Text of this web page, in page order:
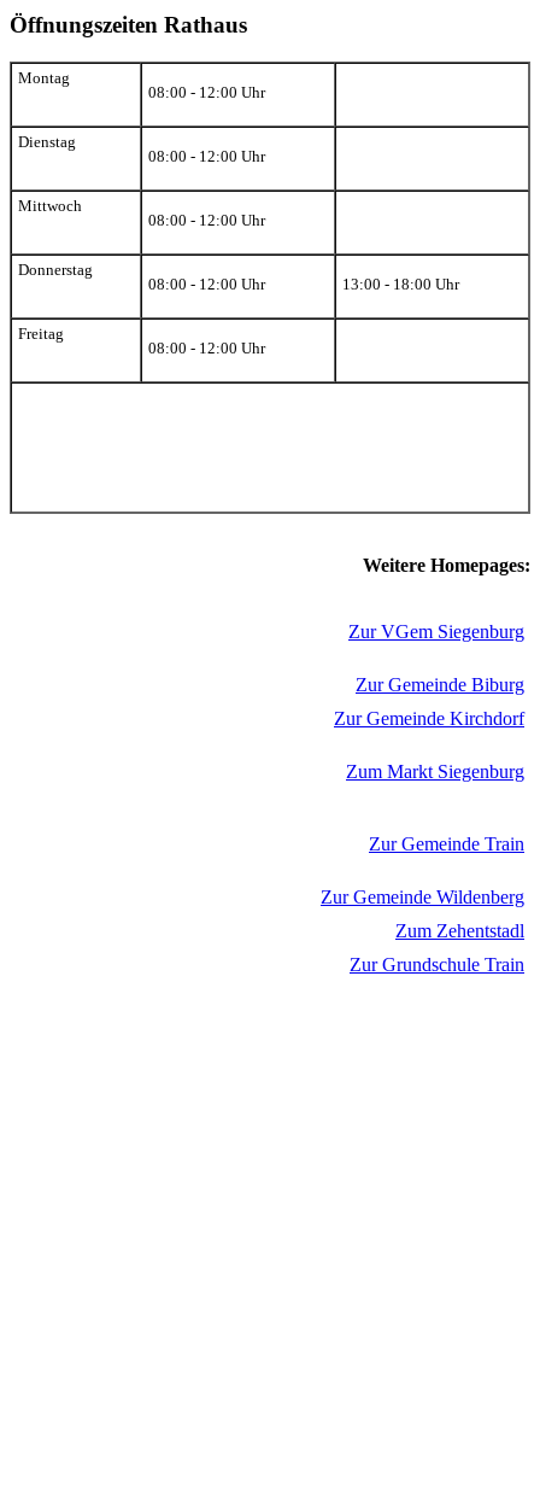
Öffnungszeiten Rathaus
Montag
08:00 - 12:00 Uhr
Dienstag
08:00 - 12:00 Uhr
Mittwoch
08:00 - 12:00 Uhr
Donnerstag
08:00 - 12:00 Uhr
13:00 - 18:00 Uhr
Freitag
08:00 - 12:00 Uhr
Weitere Homepages:
Zur VGem Siegenburg
Zur Gemeinde Biburg
Zur Gemeinde Kirchdorf
Zum Markt Siegenburg
Zur Gemeinde Train
Zur Gemeinde Wildenberg
Zum Zehentstadl
Zur Grundschule Train